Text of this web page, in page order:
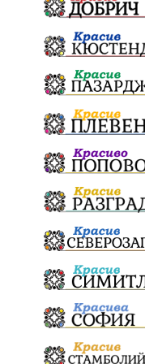
здравеопазване
активност
ремонти
Национален
кукери мислене
бедствия лев
разследване
традиции и обичаи
страх семинар
Мирен протест